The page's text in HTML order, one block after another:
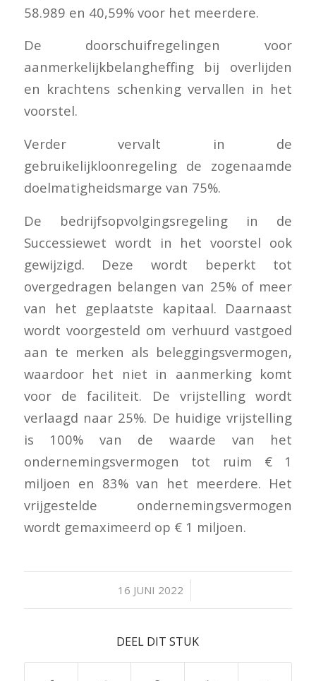
58.989 en 40,59% voor het meerdere.
De doorschuifregelingen voor
aanmerkelijkbelangheffing bij overlijden
en krachtens schenking vervallen in het
voorstel.
Verder vervalt in de
gebruikelijkloonregeling de zogenaamde
doelmatigheidsmarge van 75%.
De bedrijfsopvolgingsregeling in de
Successiewet wordt in het voorstel ook
gewijzigd. Deze wordt beperkt tot
overgedragen belangen van 25% of meer
van het geplaatste kapitaal. Daarnaast
wordt voorgesteld om verhuurd vastgoed
aan te merken als beleggingsvermogen,
waardoor het niet in aanmerking komt
voor de faciliteit. De vrijstelling wordt
verlaagd naar 25%. De huidige vrijstelling
is 100% van de waarde van het
ondernemingsvermogen tot ruim € 1
miljoen en 83% van het meerdere. Het
vrijgestelde ondernemingsvermogen
wordt gemaximeerd op € 1 miljoen.
16 JUNI 2022
/
DEEL DIT STUK